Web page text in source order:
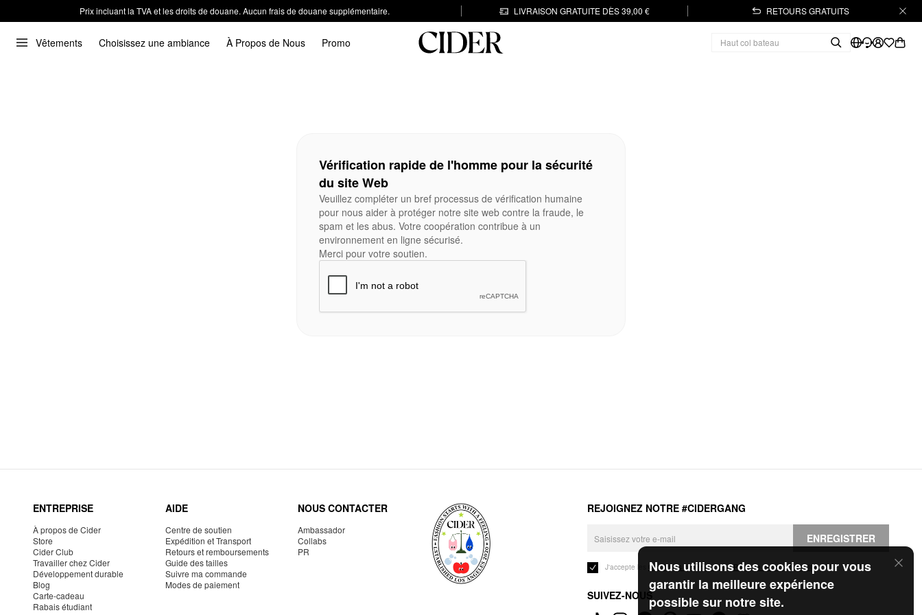
Prix incluant la TVA et les droits de douane. Aucun frais de douane supplémentaire. LIVRAISON GRATUITE DÈS 39,00 € RETOURS GRATUITS
Vêtements Choisissez une ambiance À Propos de Nous Promo
Nous utilisons des cookies pour vous
garantir la meilleure expérience
possible sur notre site.
Vérification rapide de l'homme pour la sécurité
du site Web
Veuillez compléter un bref processus de vérification humaine
pour nous aider à protéger notre site web contre la fraude, le
spam et les abus. Votre coopération contribue à un
environnement en ligne sécurisé.
Merci pour votre soutien.
ENTREPRISE
À propos de Cider
Store
Cider Club
Travailler chez Cider
Développement durable
Blog
Carte-cadeau
Rabais étudiant
AIDE
Centre de soutien
Expédition et Transport
Retours et remboursements
Guide des tailles
Suivre ma commande
Modes de paiement
NOUS CONTACTER
Ambassador
Collabs
PR
REJOIGNEZ NOTRE #CIDERGANG
ENREGISTRER
J'accepte les Conditions généraleset laPolitique de confidentialité.
SUIVEZ-NOUS